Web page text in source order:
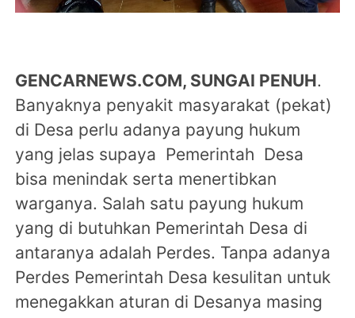
GENCARNEWS.COM, SUNGAI PENUH.
Banyaknya penyakit masyarakat (pekat)
di Desa perlu adanya payung hukum
yang jelas supaya Pemerintah Desa
bisa menindak serta menertibkan
warganya. Salah satu payung hukum
yang di butuhkan Pemerintah Desa di
antaranya adalah Perdes. Tanpa adanya
Perdes Pemerintah Desa kesulitan untuk
menegakkan aturan di Desanya masing